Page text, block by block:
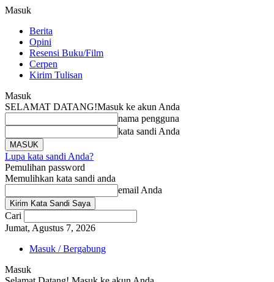
Masuk
Berita
Opini
Resensi Buku/Film
Cerpen
Kirim Tulisan
Masuk
SELAMAT DATANG!Masuk ke akun Anda
nama pengguna
kata sandi Anda
Lupa kata sandi Anda?
Pemulihan password
Memulihkan kata sandi anda
email Anda
Cari
Jumat, Agustus 7, 2026
Masuk / Bergabung
Masuk